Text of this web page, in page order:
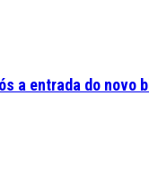
a entrada do novo